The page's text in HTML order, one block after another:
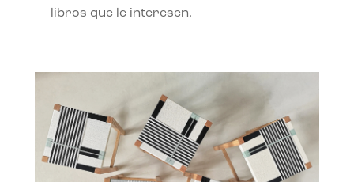
libros que le interesen.